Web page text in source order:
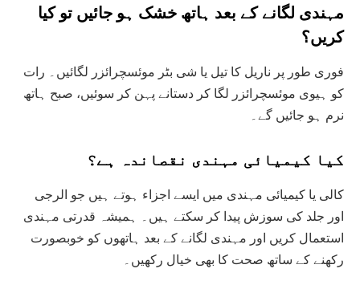
مہندی لگانے کے بعد ہاتھ خشک ہو جائیں تو کیا
کریں؟
فوری طور پر ناریل کا تیل یا شی بٹر موئسچرائزر لگائیں۔ رات
کو ہیوی موئسچرائزر لگا کر دستانے پہن کر سوئیں، صبح ہاتھ
نرم ہو جائیں گے۔
کیا کیمیائی مہندی نقصاندہ ہے؟
کالی یا کیمیائی مہندی میں ایسے اجزاء ہوتے ہیں جو الرجی
اور جلد کی سوزش پیدا کر سکتے ہیں۔ ہمیشہ قدرتی مہندی
استعمال کریں اور مہندی لگانے کے بعد ہاتھوں کو خوبصورت
رکھنے کے ساتھ صحت کا بھی خیال رکھیں۔